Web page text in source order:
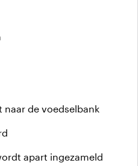
naar de voedselbank
apart ingezameld